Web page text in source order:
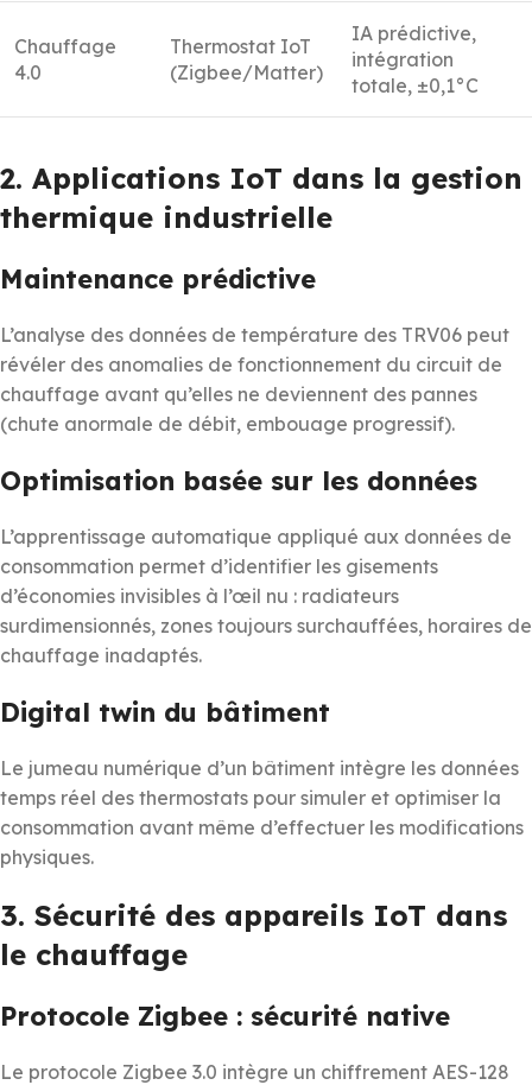
Chauffage
4.0
Thermostat IoT
(Zigbee/Matter)
IA prédictive,
intégration
totale, ±0,1°C
2. Applications IoT dans la gestion
thermique industrielle
Maintenance prédictive
L’analyse des données de température des TRV06 peut
révéler des anomalies de fonctionnement du circuit de
chauffage avant qu’elles ne deviennent des pannes
(chute anormale de débit, embouage progressif).
Optimisation basée sur les données
L’apprentissage automatique appliqué aux données de
consommation permet d’identifier les gisements
d’économies invisibles à l’œil nu : radiateurs
surdimensionnés, zones toujours surchauffées, horaires de
chauffage inadaptés.
Digital twin du bâtiment
Le jumeau numérique d’un bâtiment intègre les données
temps réel des thermostats pour simuler et optimiser la
consommation avant même d’effectuer les modifications
physiques.
3. Sécurité des appareils IoT dans
le chauffage
Protocole Zigbee : sécurité native
Le protocole Zigbee 3.0 intègre un chiffrement AES-128